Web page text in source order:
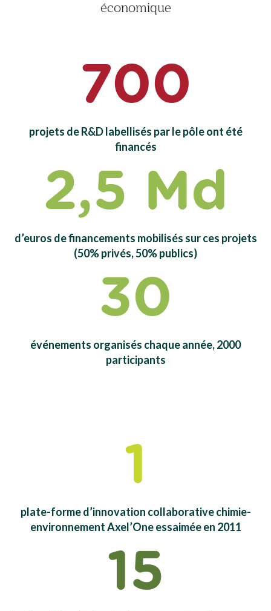
économique
700
projets de R&D labellisés par le pôle ont été
financés
2,5 Md
d’euros de financements mobilisés sur ces projets
(50% privés, 50% publics)
30
événements organisés chaque année, 2000
participants
1
plate-forme d’innovation collaborative chimie-
environnement Axel’One essaimée en 2011
15